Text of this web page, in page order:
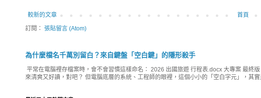
較新的文章
首頁
訂閱： 張貼留言 (Atom)
為什麼檔名千萬別留白？來自鍵盤「空白鍵」的隱形殺手
平常在電腦裡存檔案時，會不會習慣這樣命名： 2026 出國旅遊 行程表.docx 大專案 最終
來清爽又好讀，對吧？ 但電腦底層的系統、工程師的眼裡，這個小小的「空白字元」，其